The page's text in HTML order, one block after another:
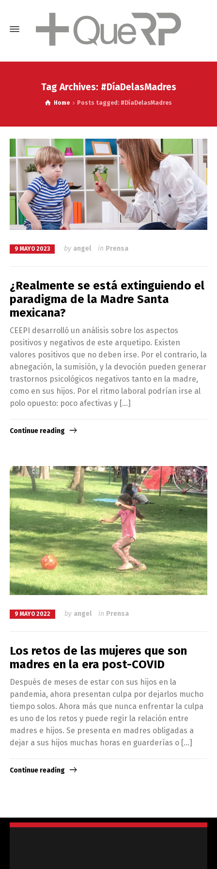
Tag Archives: #DíaDelasMadres
Home Posts tagged: #DíaDelasMadres
9 MAYO 2023 by angel in Prensa
¿Realmente se está extinguiendo el
paradigma de la Madre Santa
mexicana?
CEEPI desarrolló un análisis sobre los aspectos
positivos y negativos de este arquetipo. Existen
valores positivos que no deben irse. Por el contrario, la
abnegación, la sumisión, y la devoción pueden generar
trastornos psicológicos negativos tanto en la madre,
como en sus hijos. Por el ritmo laboral podrían irse al
polo opuesto: poco afectivas y […]
Continue reading
9 MAYO 2022 by angel in Prensa
Los retos de las mujeres que son
madres en la era post-COVID
Después de meses de estar con sus hijos en la
pandemia, ahora presentan culpa por dejarlos mucho
tiempo solos. Ahora más que nunca enfrentar la culpa
es uno de los retos y puede regir la relación entre
madres e hijos. Se presenta en madres obligadas a
dejar a sus hijos muchas horas en guarderías o […]
Continue reading